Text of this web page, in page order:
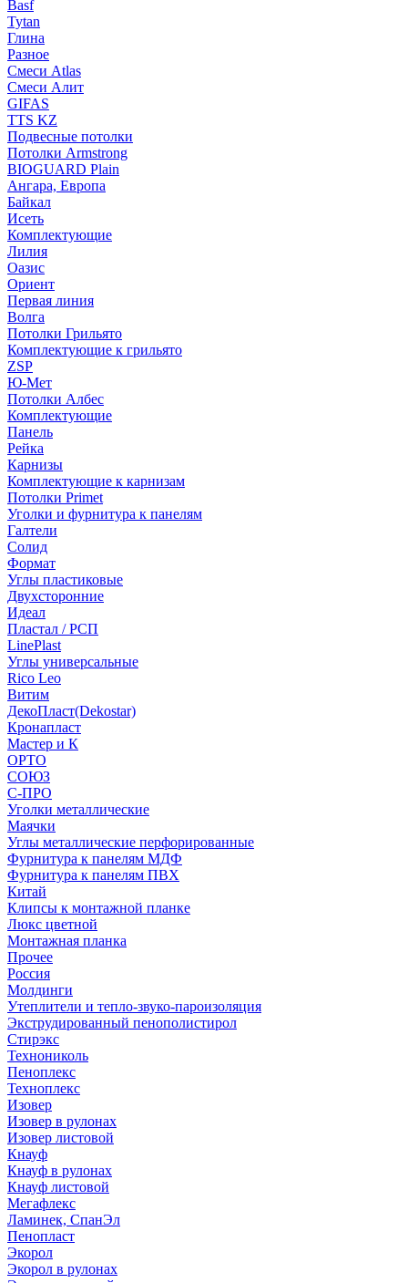
Basf
Tytan
Глина
Разное
Смеси Atlas
Смеси Алит
GIFAS
TTS KZ
Подвесные потолки
Потолки Armstrong
BIOGUARD Plain
Ангара, Европа
Байкал
Исеть
Комплектующие
Лилия
Оазис
Ориент
Первая линия
Волга
Потолки Грильято
Комплектующие к грильято
ZSP
Ю-Мет
Потолки Албес
Комплектующие
Панель
Рейка
Карнизы
Комплектующие к карнизам
Потолки Primet
Уголки и фурнитура к панелям
Галтели
Солид
Формат
Углы пластиковые
Двухсторонние
Идеал
Пластал / РСП
LinePlast
Углы универсальные
Rico Leo
Витим
ДекоПласт(Dekostar)
Кронапласт
Мастер и К
ОРТО
СОЮЗ
С-ПРО
Уголки металлические
Маячки
Углы металлические перфорированные
Фурнитура к панелям МДФ
Фурнитура к панелям ПВХ
Китай
Клипсы к монтажной планке
Люкс цветной
Монтажная планка
Прочее
Россия
Молдинги
Утеплители и тепло-звуко-пароизоляция
Экструдированный пенополистирол
Стирэкс
Технониколь
Пеноплекс
Техноплекс
Изовер
Изовер в рулонах
Изовер листовой
Кнауф
Кнауф в рулонах
Кнауф листовой
Мегафлекс
Ламинек, СпанЭл
Пенопласт
Экорол
Экорол в рулонах